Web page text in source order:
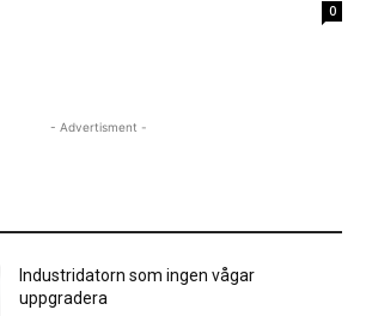
0
- Advertisment -
Industridatorn som ingen vågar
uppgradera